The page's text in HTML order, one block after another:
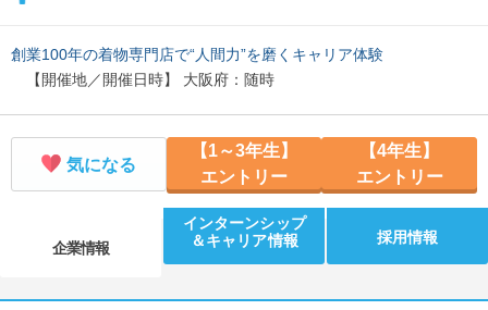
創業100年の着物専門店で“人間力”を磨くキャリア体験
【開催地／開催日時】 大阪府：随時
気になる
【1～3年生】
エントリー
【4年生】
エントリー
企業情報
インターンシップ
＆キャリア情報
採用情報